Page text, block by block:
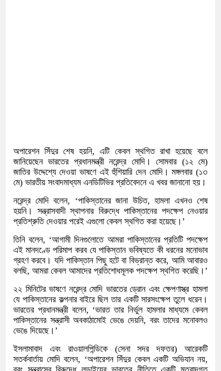
অপারেশন সিঁদুর শেষ হয়নি, এটি কেবল স্থগিত রাখা হয়েছে বলে
জানিয়েছেন ভারতের প্রধানমন্ত্রী নরেন্দ্র মোদি। সোমবার (১২ মে)
জাতির উদ্দেশ্যে দেওয়া ভাষণে এই হুঁশিয়ারি দেন মোদি। মঙ্গলবার (১৩
মে) ভারতীয় সংবাদমাধ্যম এনডিটিভির প্রতিবেদনে এ খবর জানানো হয়।
নরেন্দ্র মোদি বলেন, ‘পাকিস্তানের জানা উচিত, হামলা এখনও শেষ
হয়নি। সন্ত্রাসবাদী স্থাপনার বিরুদ্ধে পাকিস্তানের পদক্ষেপ নেওয়ার
প্রতিশ্রুতি দেওয়ার পরেই এগুলো কেবল স্থগিত করা হয়েছে।’
তিনি বলেন, ‘আগামী দিনগুলোতে আমরা পাকিস্তানের প্রতিটি পদক্ষেপ
এই মানদণ্ডে পরিমাপ করব যে পাকিস্তান ভবিষ্যতে কী ধরনের মনোভাব
গ্রহণ করবে। যদি পাকিস্তান পিছু হটে বা বিভ্রান্ত করে, আমি আবারও
বলছি, আমরা কেবল আমাদের প্রতিশোধমূলক পদক্ষেপ স্থগিত করেছি।’
২২ মিনিটের ভাষণে নরেন্দ্র মোদি ভারতের ড্রোন এবং ক্ষেপণাস্ত্র হামলা
যে পাকিস্তানের কল্পনার বাইরে ছিল তার একটি সারসংক্ষেপ তুলে ধরেন।
ভারতের প্রধানমন্ত্রী বলেন, ‘ভারত তার নির্ভুল হামলার মাধ্যমে কেবল
পাকিস্তানের সন্ত্রাসী অবকাঠামোই ভেঙে দেয়নি, বরং তাদের মনোবলও
ভেঙে দিয়েছে।’
ইসলামাবাদ এবং রাওয়ালপিন্ডিকে (সেনা সদর দফতর) আরেকটি
সতর্কবার্তায় মোদি বলেন, ‘অপারেশন সিঁদুর কেবল একটি অভিযান নয়,